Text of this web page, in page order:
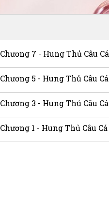
Chương 7 - Hung Thủ Câu Cá
Chương 5 - Hung Thủ Câu Cá
Chương 3 - Hung Thủ Câu Cá
Chương 1 - Hung Thủ Câu Cá